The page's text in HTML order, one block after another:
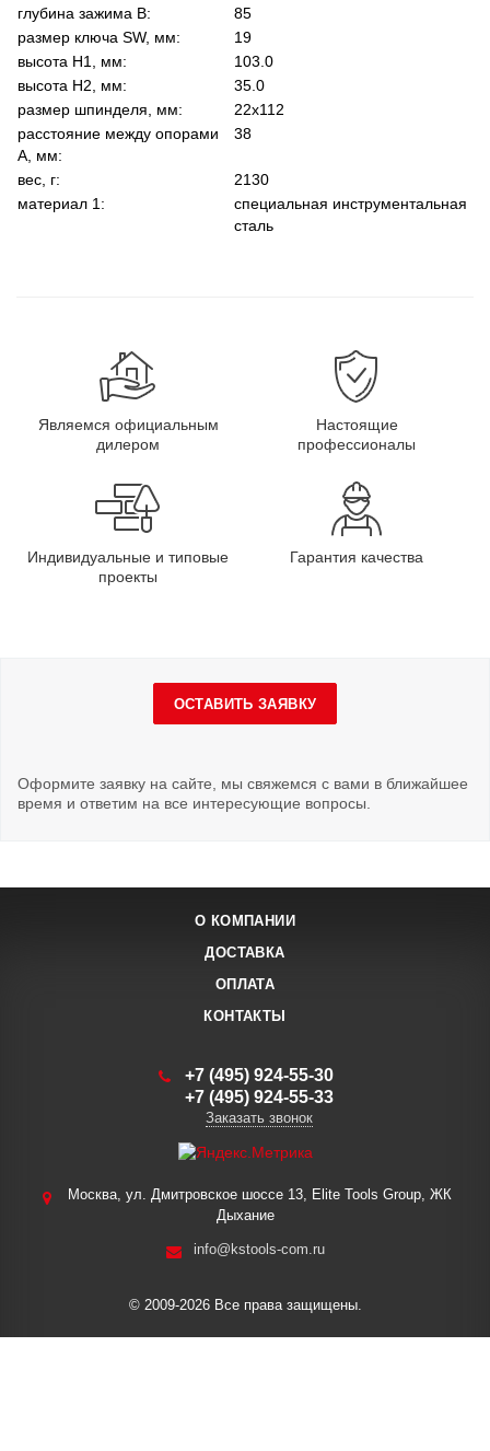
глубина зажима В:
85
размер ключа SW, мм:
19
высота Н1, мм:
103.0
высота Н2, мм:
35.0
размер шпинделя, мм:
22x112
расстояние между опорами
А, мм:
38
вес, г:
2130
материал 1:
специальная инструментальная
сталь
Являемся официальным
дилером
Настоящие
профессионалы
Индивидуальные и типовые
проекты
Гарантия качества
ОСТАВИТЬ ЗАЯВКУ
Оформите заявку на сайте, мы свяжемся с вами в ближайшее
время и ответим на все интересующие вопросы.
О КОМПАНИИ
ДОСТАВКА
ОПЛАТА
КОНТАКТЫ
+7 (495) 924-55-30
+7 (495) 924-55-33
Заказать звонок
Москва, ул. Дмитровское шоссе 13, Elite Tools Group, ЖК
Дыхание
info@kstools-com.ru
© 2009-2026 Все права защищены.